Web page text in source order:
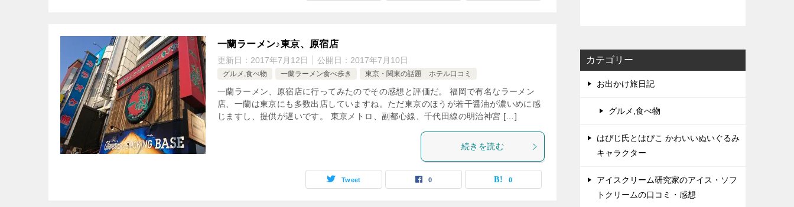
一蘭ラーメン♪東京、原宿店
更新日： 2017年7月12日 公開日： 2017年7月10日
グルメ,食べ物 一蘭ラーメン食べ歩き 東京・関東の話題 ホテル口コミ
一蘭ラーメン、原宿店に行ってみたのでその感想と評価だ。 福岡で有名なラーメン
店、一蘭は東京にも多数出店していますね。ただ東京のほうが若干醤油が濃いめに感
じますし、提供が遅いです。 東京メトロ、副都心線、千代田線の明治神宮 […]
続きを読む
Tweet 0 0
カテゴリー
お出かけ旅日記
グルメ,食べ物
はぴじ氏とはぴこ かわいいぬいぐるみ
キャラクター
アイスクリーム研究家のアイス・ソフ
トクリームの口コミ・感想